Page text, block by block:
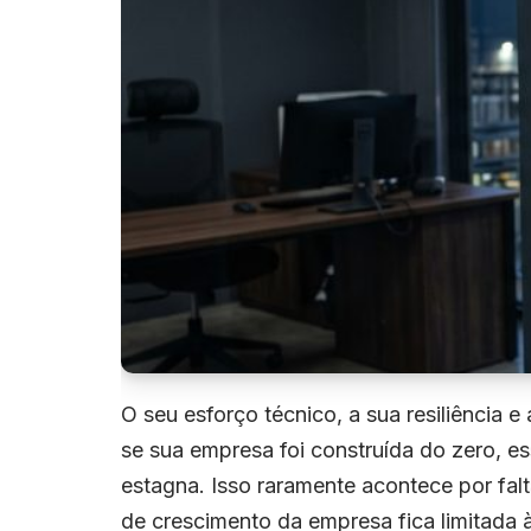
O seu esforço técnico, a sua resiliência
se sua empresa foi construída do zero,
estagna. Isso raramente acontece por
de crescimento da empresa fica limitada